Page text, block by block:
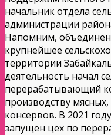
начальник отдела
администрации
Напомним,
крупнейшее
территории
деятельность начал
перерабатывающий
производству
консервов. В 2021
запущен цех по